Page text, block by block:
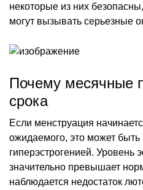
некоторые из них
могут вызывать серьезные
Почему месячные
срока
Если менструация
ожидаемого, это может
гиперэстрогенией. Уровень
значительно превышает
наблюдается недостаток